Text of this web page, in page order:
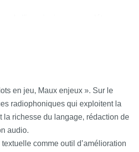
rédactionnelles universitaires.
en jeu, Maux enjeux ». Sur le
radiophoniques qui exploitent la
la richesse du langage, rédaction de
audio.
comme outil d’amélioration